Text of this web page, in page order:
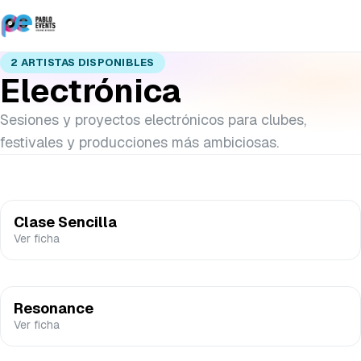
2 ARTISTAS DISPONIBLES
Electrónica
Sesiones y proyectos electrónicos para clubes,
festivales y producciones más ambiciosas.
Clase Sencilla
Ver ficha
Resonance
Ver ficha